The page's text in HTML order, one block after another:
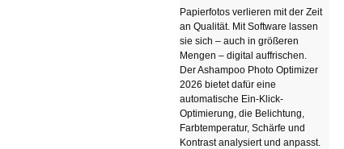
Papierfotos verlieren mit der Zeit
an Qualität. Mit Software lassen
sie sich – auch in größeren
Mengen – digital auffrischen.
Der Ashampoo Photo Optimizer
2026 bietet dafür eine
automatische Ein-Klick-
Optimierung, die Belichtung,
Farbtemperatur, Schärfe und
Kontrast analysiert und anpasst.